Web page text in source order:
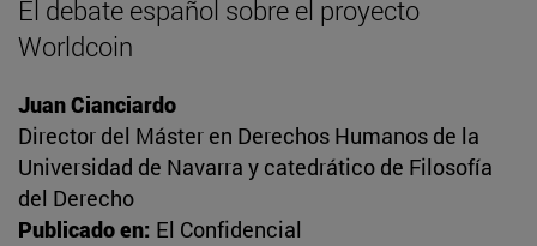
El debate español sobre el proyecto
Worldcoin
Juan Cianciardo
Director del Máster en Derechos Humanos de la
Universidad de Navarra y catedrático de Filosofía
del Derecho
Publicado en: El Confidencial